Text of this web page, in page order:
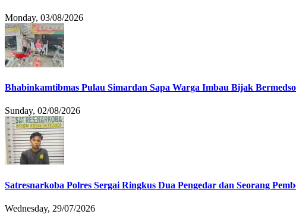
Monday, 03/08/2026
Bhabinkamtibmas Pulau Simardan Sapa Warga Imbau Bijak
Sunday, 02/08/2026
Satresnarkoba Polres Sergai Ringkus Dua Pengedar dan Seorang
Wednesday, 29/07/2026